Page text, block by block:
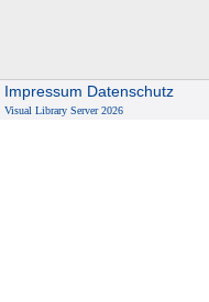
Impressum Datenschutz
Visual Library Server 2026